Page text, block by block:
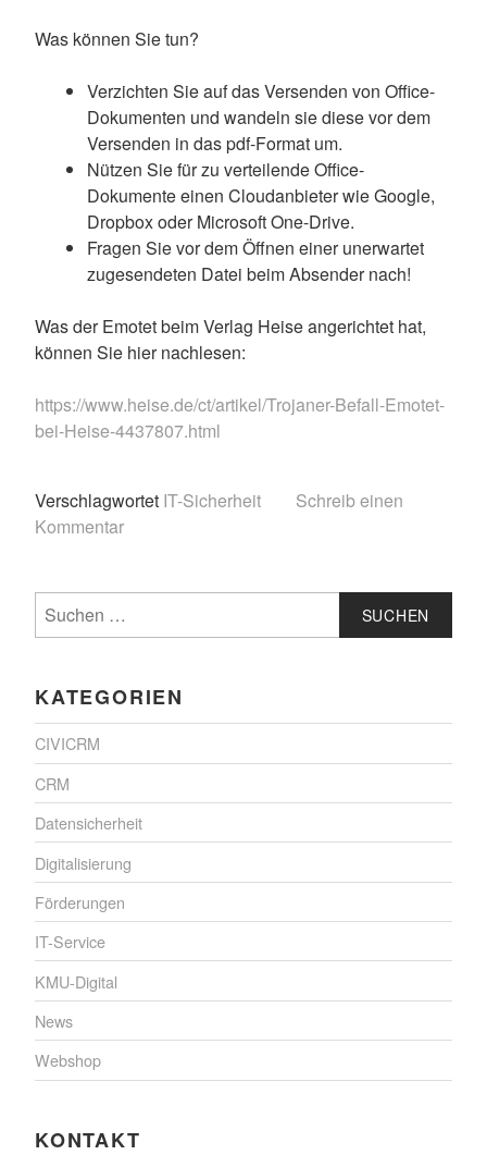
Was können Sie tun?
Verzichten Sie auf das Versenden von Office-
Dokumenten und wandeln sie diese vor dem
Versenden in das pdf-Format um.
Nützen Sie für zu verteilende Office-
Dokumente einen Cloudanbieter wie Google,
Dropbox oder Microsoft One-Drive.
Fragen Sie vor dem Öffnen einer unerwartet
zugesendeten Datei beim Absender nach!
Was der Emotet beim Verlag Heise angerichtet hat,
können Sie hier nachlesen:
https://www.heise.de/ct/artikel/Trojaner-Befall-Emotet-
bei-Heise-4437807.html
Verschlagwortet IT-Sicherheit
Schreib einen
Kommentar
nach:
KATEGORIEN
CIVICRM
CRM
Datensicherheit
Digitalisierung
Förderungen
IT-Service
KMU-Digital
News
Webshop
KONTAKT